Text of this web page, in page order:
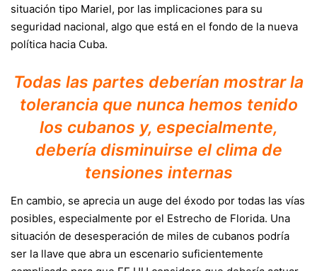
situación tipo Mariel, por las implicaciones para su
seguridad nacional, algo que está en el fondo de la nueva
política hacia Cuba.
Todas las partes deberían mostrar la
tolerancia que nunca hemos tenido
los cubanos y, especialmente,
debería disminuirse el clima de
tensiones internas
En cambio, se aprecia un auge del éxodo por todas las vías
posibles, especialmente por el Estrecho de Florida. Una
situación de desesperación de miles de cubanos podría
ser la llave que abra un escenario suficientemente